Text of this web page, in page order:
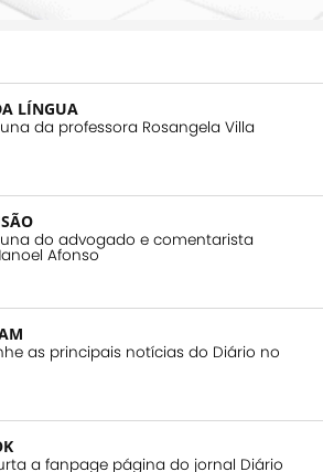
LÍNGUA
da professora Rosangela Villa
do advogado e comentarista
Afonso
as principais notícias do Diário no
a fanpage página do jornal Diário